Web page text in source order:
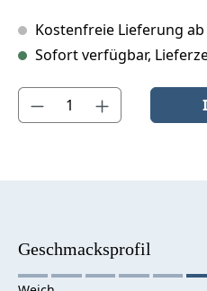
Kostenfreie Lieferung
Sofort verfügbar,
Produkt Anzahl: Gib den
Geschmacksprofil